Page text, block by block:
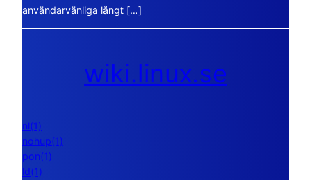
användarvänliga långt […]
wiki.linux.se
nl(1)
nohup(1)
pon(1)
ld(1)